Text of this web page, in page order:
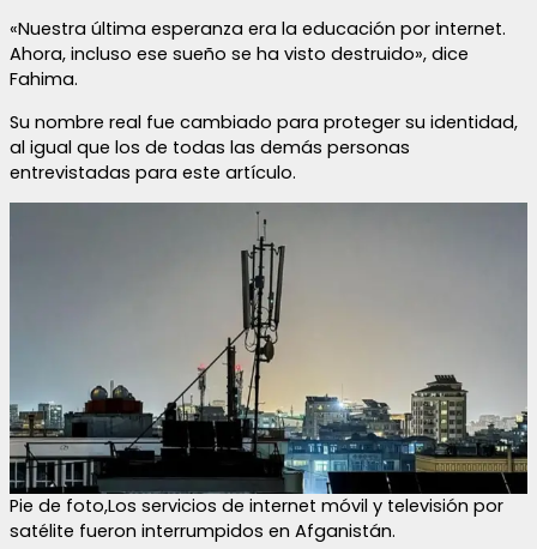
«Nuestra última esperanza era la educación por internet.
Ahora, incluso ese sueño se ha visto destruido», dice
Fahima.
Su nombre real fue cambiado para proteger su identidad,
al igual que los de todas las demás personas
entrevistadas para este artículo.
Pie de foto,Los servicios de internet móvil y televisión por
satélite fueron interrumpidos en Afganistán.